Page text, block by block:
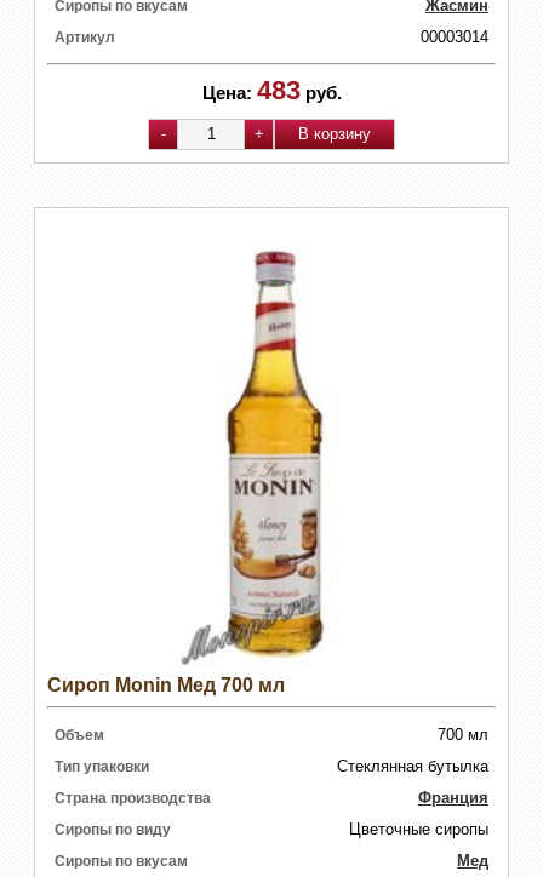
Сиропы по вкусам Жасмин
Артикул 00003014
Цена: 483 руб.
Сироп Monin Мед 700 мл
Объем 700 мл
Тип упаковки Стеклянная бутылка
Страна производства Франция
Сиропы по виду Цветочные сиропы
Сиропы по вкусам Мед